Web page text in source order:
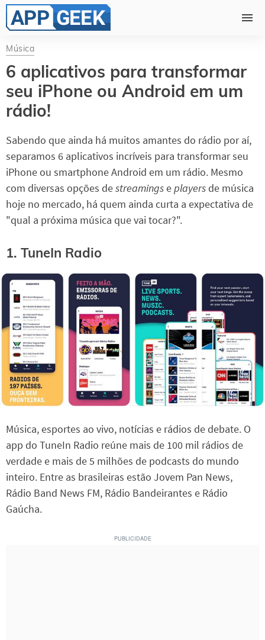
Música
6 aplicativos para transformar
seu iPhone ou Android em um
rádio!
Sabendo que ainda há muitos amantes do rádio por aí,
separamos 6 aplicativos incríveis para transformar seu
iPhone ou smartphone Android em um rádio. Mesmo
com diversas opções destreamingseplayersde música
hoje no mercado, há quem ainda curta a expectativa de
"qual a próxima música que vai tocar?".
1. TuneIn Radio
Música, esportes ao vivo, notícias e rádios de debate. O
app do TuneIn Radio reúne mais de 100 mil rádios de
verdade e mais de 5 milhões de podcasts do mundo
inteiro. Entre as brasileiras estão Jovem Pan News,
Rádio Band News FM, Rádio Bandeirantes e Rádio
Gaúcha.